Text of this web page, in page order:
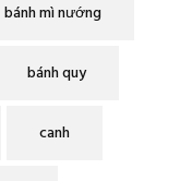
bánh mì nướng
bánh quy
canh